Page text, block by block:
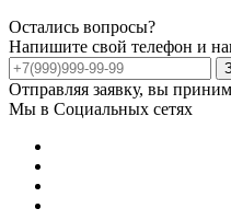
Остались вопросы?
Напишите свой телефон и
Отправляя заявку, вы
Мы в Социальных сетях